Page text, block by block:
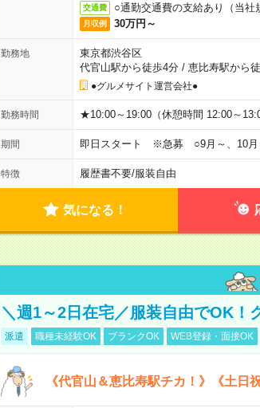
交通費 ○通勤交通費の支給あり（当社
月収例 30万円～
勤務地
東京都渋谷区
代官山駅から徒歩4分/ 恵比寿駅から
●グルメサイト運営会社●
勤務時間 ★10:00～19:00（休憩時間 12:00～
期間 即日スタート ※急募 ○9月～、10月
特徴 履歴書不要/服装自由
気になる！
＼週1～2日在宅／服装自由でOK！
派遣 職種未経験OK ブランクOK WEB登録・面接OK
《代官山＆恵比寿駅チカ！》《土日